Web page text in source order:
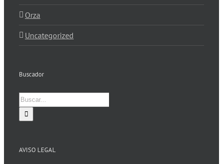
Orza
Uncategorized
Buscador
Buscar:
AVISO LEGAL